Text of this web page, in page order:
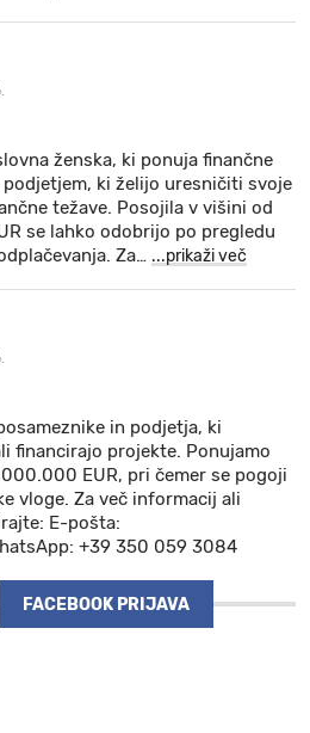
ženska, ki ponuja finančne
ki želijo uresničiti svoje
težave. Posojila v višini od
se lahko odobrijo po pregledu
Za… ...prikaži več
in podjetja, ki
financirajo projekte. Ponujamo
EUR, pri čemer se pogoji
vloge. Za več informacij ali
E-pošta:
+39 350 059 3084
FACEBOOK PRIJAVA